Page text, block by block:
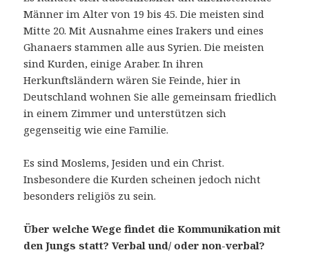
Männer im Alter von 19 bis 45. Die meisten sind
Mitte 20. Mit Ausnahme eines Irakers und eines
Ghanaers stammen alle aus Syrien. Die meisten
sind Kurden, einige Araber. In ihren
Herkunftsländern wären Sie Feinde, hier in
Deutschland wohnen Sie alle gemeinsam friedlich
in einem Zimmer und unterstützen sich
gegenseitig wie eine Familie.
Es sind Moslems, Jesiden und ein Christ.
Insbesondere die Kurden scheinen jedoch nicht
besonders religiös zu sein.
Über welche Wege findet die Kommunikationmit
den Jungsstatt?Verbal und/ oder non-verbal?